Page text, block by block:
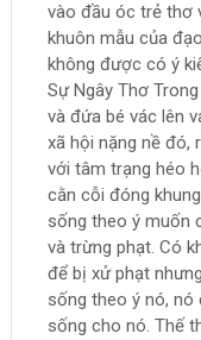
vào đầu óc trẻ thơ
khuôn mẫu của
không được có ý
Sự Ngây Thơ
và đứa bé vác lên
xã hội nặng nề đó,
với tâm trạng héo
cằn cỗi đóng
sống theo ý muốn
và trừng phạt. Có
để bị xử phạt
sống theo ý nó, nó
sống cho nó. Thế